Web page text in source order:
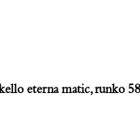
eterna matic, runko